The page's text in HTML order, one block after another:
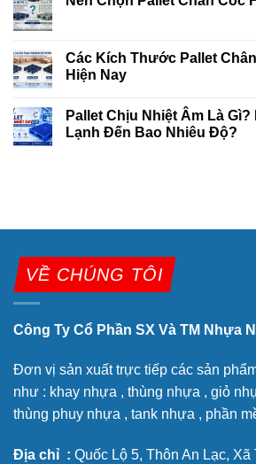
Các Kích Thước Pallet
Hiện Nay
Pallet Chịu Nhiệt Âm Là
Lạnh Đến Bao Nhiêu Độ?
VỀ CHÚNG TÔI
Công Ty Cổ Phần SX Và TM Nhựa
Đơn vị sản xuất trực tiếp các sản
như : khay nhựa , thùng nhựa , giỏ
thùng phuy nhựa , tank nhựa , phần
Địa chỉ : Quốc Lộ 5, Thôn An Lạc, Xã